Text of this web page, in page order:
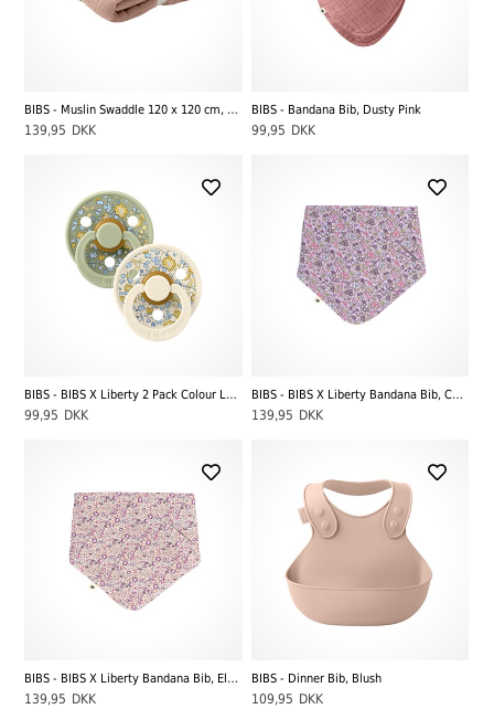
BIBS - Muslin Swaddle 120 x 120 cm, Blush
139,95 DKK
BIBS - Bandana Bib, Dusty Pink
99,95 DKK
BIBS - BIBS X Liberty 2 Pack Colour Latex - Str. 2 (6-12 MDR), Eloise Sage Mix
99,95 DKK
BIBS - BIBS X Liberty Bandana Bib, Chamomile Lawn Violet Sky
139,95 DKK
BIBS - BIBS X Liberty Bandana Bib, Eloise Blush
139,95 DKK
BIBS - Dinner Bib, Blush
109,95 DKK